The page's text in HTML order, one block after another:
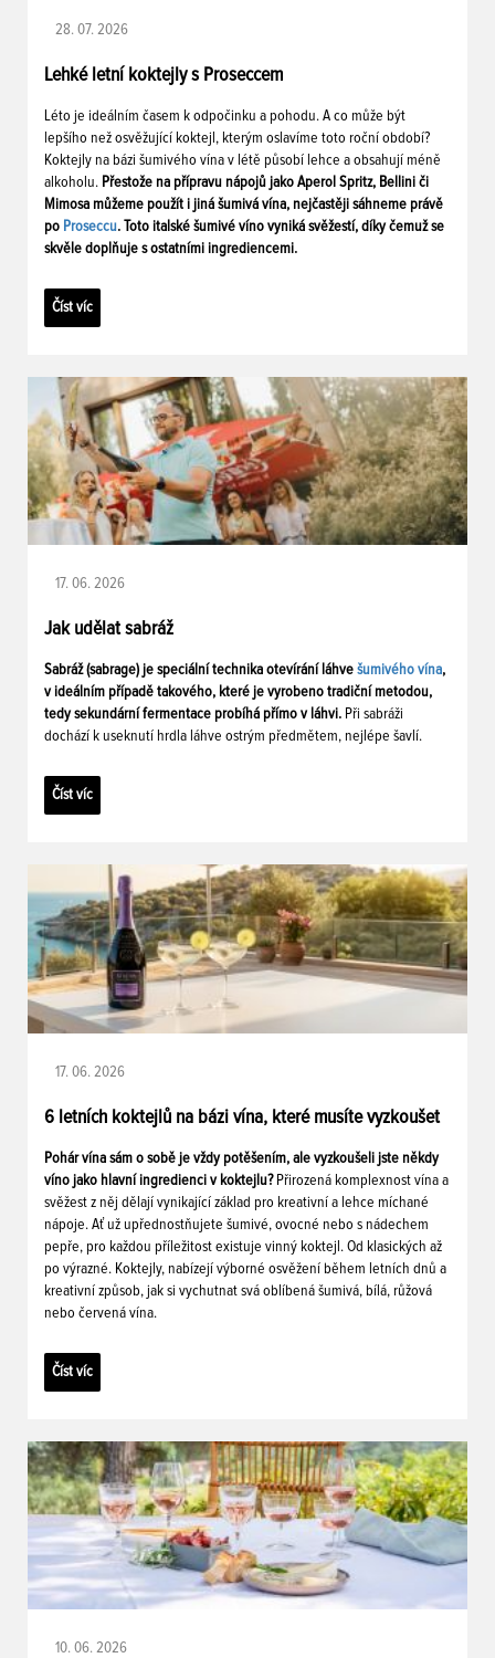
28. 07. 2026
Lehké letní koktejly s Proseccem
Léto je ideálním časem k odpočinku a pohodu. A co může být
lepšího než osvěžující koktejl, kterým oslavíme toto roční období?
Koktejly na bázi šumivého vína v létě působí lehce a obsahují méně
alkoholu. Přestože na přípravu nápojů jako Aperol Spritz, Bellini či
Mimosa můžeme použít i jiná šumivá vína, nejčastěji sáhneme právě
po Proseccu. Toto italské šumivé víno vyniká svěžestí, díky čemuž se
skvěle doplňuje s ostatními ingrediencemi.
Číst víc
17. 06. 2026
Jak udělat sabráž
Sabráž (sabrage) je speciální technika otevírání láhve šumivého vína,
v ideálním případě takového, které je vyrobeno tradiční metodou,
tedy sekundární fermentace probíhá přímo v láhvi. Při sabráži
dochází k useknutí hrdla láhve ostrým předmětem, nejlépe šavlí.
Číst víc
17. 06. 2026
6 letních koktejlů na bázi vína, které musíte vyzkoušet
Pohár vína sám o sobě je vždy potěšením, ale vyzkoušeli jste někdy
víno jako hlavní ingredienci v koktejlu? Přirozená komplexnost vína a
svěžest z něj dělají vynikající základ pro kreativní a lehce míchané
nápoje. Ať už upřednostňujete šumivé, ovocné nebo s nádechem
pepře, pro každou příležitost existuje vinný koktejl. Od klasických až
po výrazné. Koktejly, nabízejí výborné osvěžení během letních dnů a
kreativní způsob, jak si vychutnat svá oblíbená šumivá, bílá, růžová
nebo červená vína.
Číst víc
10. 06. 2026